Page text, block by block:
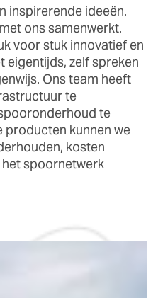
inspirerende ideeën.
ons samenwerkt.
voor stuk innovatief en
eigentijds, zelf spreken
Ons team heeft
te
te
producten kunnen we
kosten
spoornetwerk